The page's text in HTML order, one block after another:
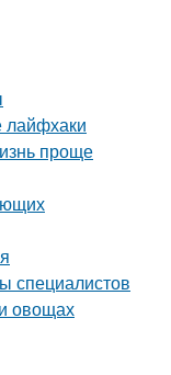
лайфхаки
проще
специалистов
овощах